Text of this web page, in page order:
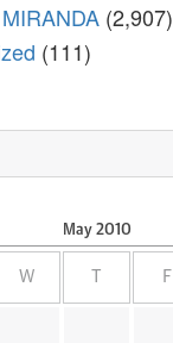
(2,907)
(111)
May 2010
W F